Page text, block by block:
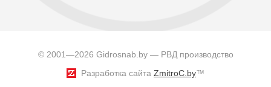
© 2001—2026 Gidrosnab.by — РВД производство
Разработка сайта ZmitroC.by™